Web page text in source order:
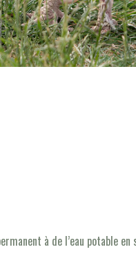
à de l’eau potable en